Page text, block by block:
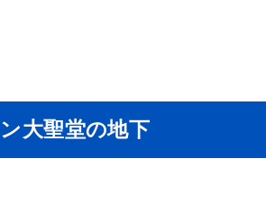
大聖堂の地下